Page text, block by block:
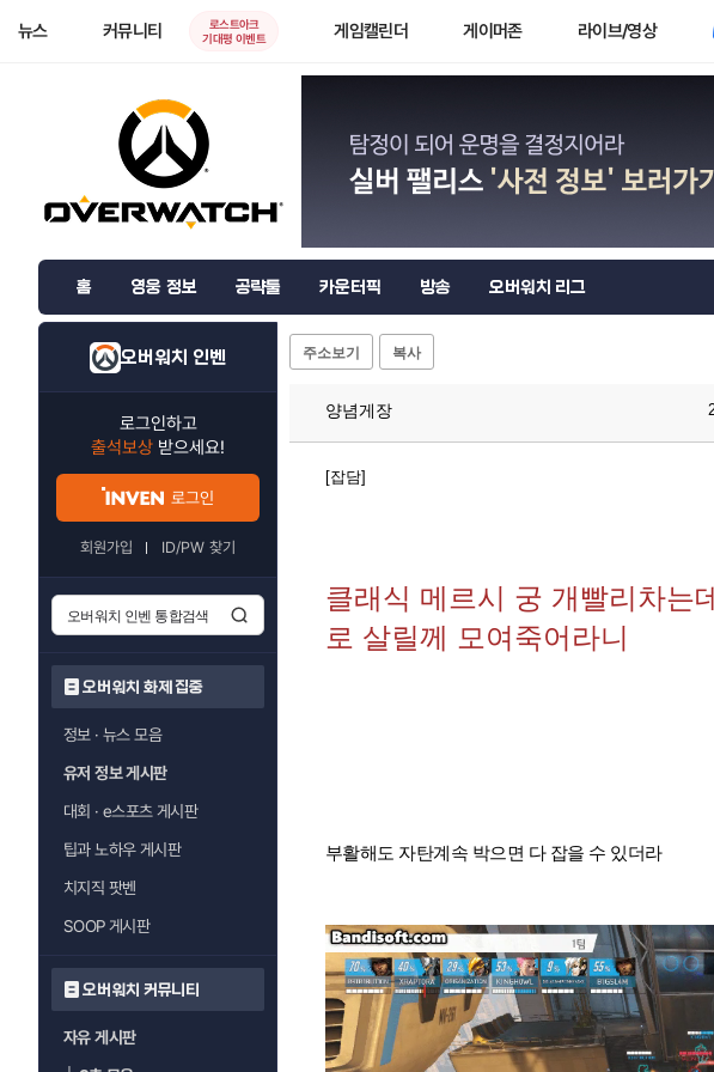
뉴스 커뮤니티
로스트아크
기대평 이벤트
게임캘린더 게이머존 라이브/영상
홈 영웅 정보 공략툴 카운터픽 방송 오버워치 리그
오버워치 인벤
로그인하고
출석보상 받으세요!
로그인
회원가입 ID/PW 찾기
오버워치 화제 집중
정보 · 뉴스 모음
유저 정보 게시판
대회 · e스포츠 게시판
팁과 노하우 게시판
치지직 팟벤
SOOP 게시판
오버워치 커뮤니티
자유 게시판
주소보기 복사
양념게장
[잡담]
클래식 메르시 궁 개빨리차는
로 살릴께 모여죽어라니
부활해도 자탄계속 박으면 다 잡을 수 있더라